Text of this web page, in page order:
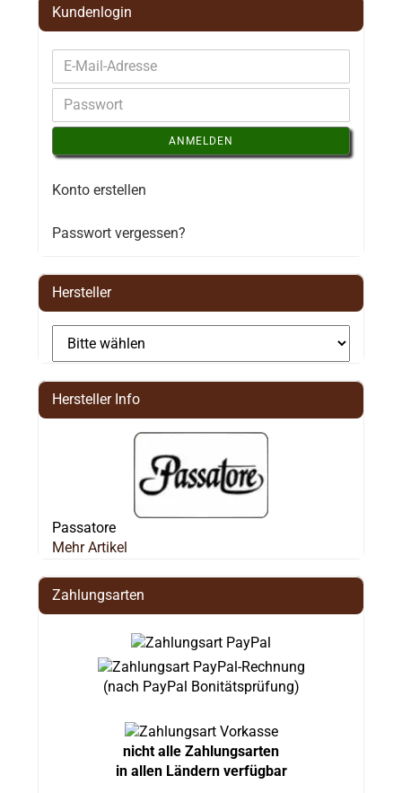
Kundenlogin
ANMELDEN
Konto erstellen
Passwort vergessen?
Hersteller
Hersteller Info
Passatore
Mehr Artikel
Zahlungsarten
(nach PayPal Bonitätsprüfung)
nicht alle Zahlungsarten
in allen Ländern verfügbar